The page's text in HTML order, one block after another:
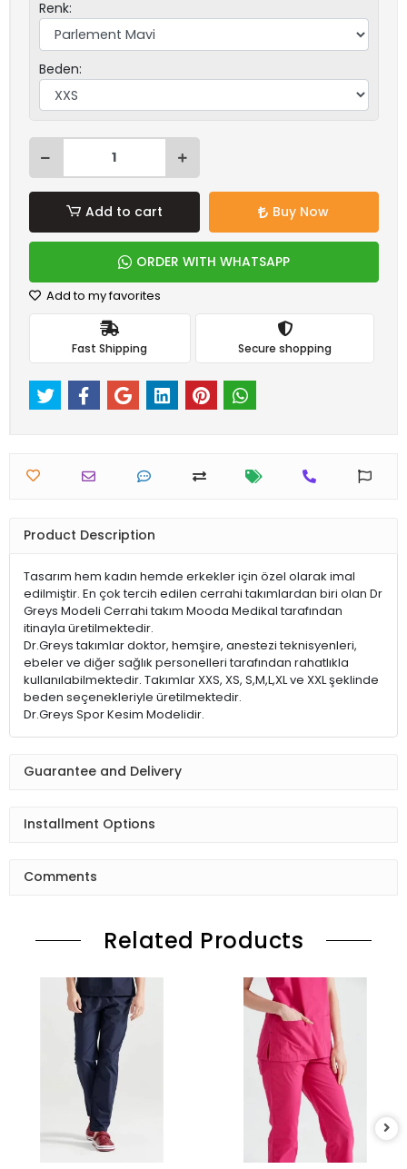
Renk:
Beden:
Add to cart Buy Now
ORDER WITH WHATSAPP
Add to my favorites
Fast Shipping Secure shopping
Product Description
Tasarım hem kadın hemde erkekler için özel olarak imal
edilmiştir. En çok tercih edilen cerrahi takımlardan biri olan Dr
Greys Modeli Cerrahi takım Mooda Medikal tarafından
itinayla üretilmektedir.
Dr.Greys takımlar doktor, hemşire, anestezi teknisyenleri,
ebeler ve diğer sağlık personelleri tarafından rahatlıkla
kullanılabilmektedir. Takımlar XXS, XS, S,M,L,XL ve XXL şeklinde
beden seçenekleriyle üretilmektedir.
Dr.Greys Spor Kesim Modelidir.
Guarantee and Delivery
Installment Options
Comments
Related Products